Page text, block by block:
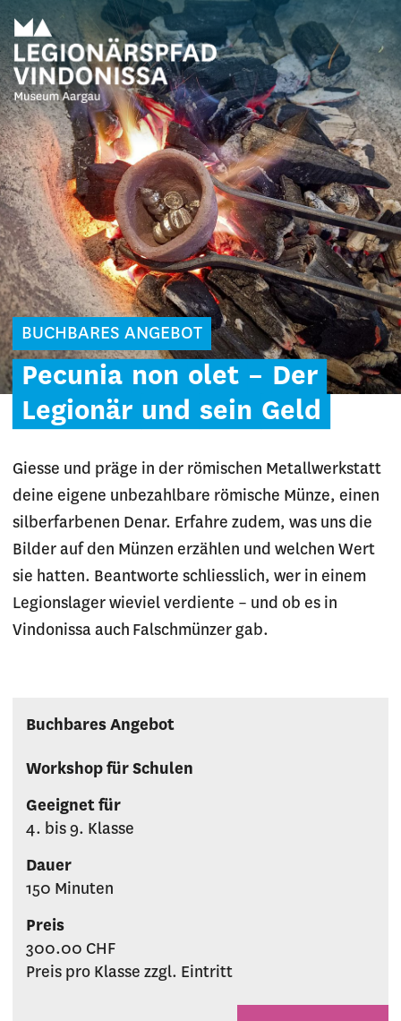
BUCHBARES ANGEBOT
Pecunia non olet – Der
Legionär und sein Geld
Giesse und präge in der römischen Metallwerkstatt
deine eigene unbezahlbare römische Münze, einen
silberfarbenen Denar. Erfahre zudem, was uns die
Bilder auf den Münzen erzählen und welchen Wert
sie hatten. Beantworte schliesslich, wer in einem
Legionslager wieviel verdiente – und ob es in
Vindonissa auch Falschmünzer gab.
Buchbares Angebot
Workshop für Schulen
Geeignet für
4. bis 9. Klasse
Dauer
150 Minuten
Preis
300.00 CHF
Preis pro Klasse zzgl. Eintritt